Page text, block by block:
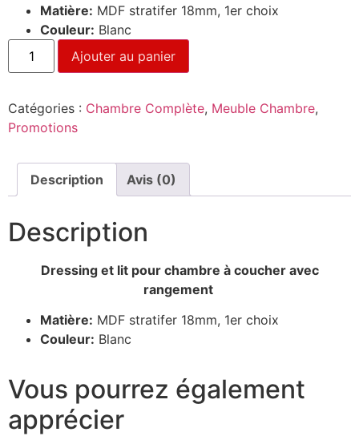
Matière: MDF stratifer 18mm, 1er choix
Couleur: Blanc
Ajouter au panier
Catégories : Chambre Complète, Meuble Chambre,
Promotions
Description Avis (0)
Description
Dressing et lit pour chambre à coucher avec
rangement
Matière: MDF stratifer 18mm, 1er choix
Couleur: Blanc
Vous pourrez également
apprécier